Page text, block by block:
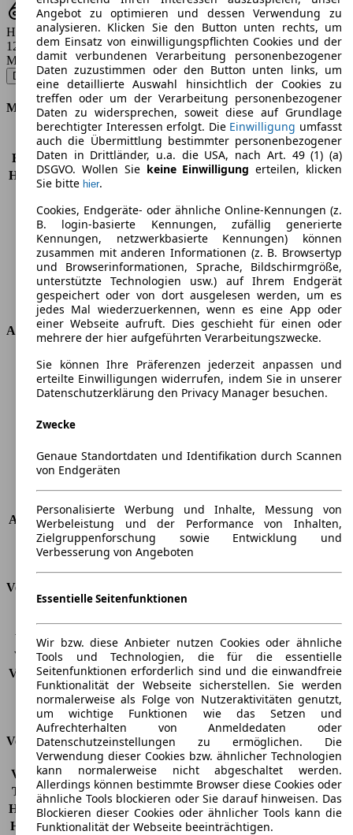
Hubraum
1248 ccm
Modellbezeichnung:
Doblo Cargo 263.112.0 - 66 KW (90 PS) (2010/02 - 2011/11) ▼
Motor & Leistung
KW (PS)
66 kW (90 PS)
Beschleunigung (0-100 km/h) 14,9s
Höchstgeschwindigkeit (km/h) 158 km/h
Drehmoment
200 nm
Hubraum
1248 ccm
Kraftstoff
Diesel
Zylinder
4
Getriebe
Schaltgetriebe
Antriebsart
Vorderradantrieb
Abmessungen
Länge
4390 mm
Höhe
1845 mm
Breite
1832 mm
Maximalgewicht
Max. Zuladung
Türen
Dachlast
Anhängelast (ungebremst)
500 kg
Anhängelast (gebremst)
1000 kg
Kofferraumvolumen
-
Verbrauch
CO2 Emissionen*
136 g/km (komb.)
Verbrauch (Stadt)
6,4 l/100km
Verbrauch (Land)
4,5 l/100km
Verbrauch (komb.)* 5,2 l/100km
Schadstoffklasse
EU4
Tankinhalt
60 l
Versicherungsklassen
Vollkasko
Teilkasko -
Haftpflicht -
HSN/TSN 4136/AUM
Angebot zu optimieren und dessen Verwendung zu
analysieren. Klicken Sie den Button unten rechts, um
dem Einsatz von einwilligungspflichten Cookies und der
damit verbundenen Verarbeitung personenbezogener
Daten zuzustimmen oder den Button unten links, um
eine detaillierte Auswahl hinsichtlich der Cookies zu
treffen oder um der Verarbeitung personenbezogener
Daten zu widersprechen, soweit diese auf Grundlage
berechtigter Interessen erfolgt. Die Einwilligung umfasst
auch die Übermittlung bestimmter personenbezogener
Daten in Drittländer, u.a. die USA, nach Art. 49 (1) (a)
DSGVO. Wollen Sie keine Einwilligung erteilen, klicken
Sie bitte hier.
Cookies, Endgeräte- oder ähnliche Online-Kennungen (z.
B. login-basierte Kennungen, zufällig generierte
Kennungen, netzwerkbasierte Kennungen) können
zusammen mit anderen Informationen (z. B. Browsertyp
und Browserinformationen, Sprache, Bildschirmgröße,
unterstützte Technologien usw.) auf Ihrem Endgerät
gespeichert oder von dort ausgelesen werden, um es
jedes Mal wiederzuerkennen, wenn es eine App oder
einer Webseite aufruft. Dies geschieht für einen oder
mehrere der hier aufgeführten Verarbeitungszwecke.
Sie können Ihre Präferenzen jederzeit anpassen und
erteilte Einwilligungen widerrufen, indem Sie in unserer
Datenschutzerklärung den Privacy Manager besuchen.
Zwecke
Genaue Standortdaten und Identifikation durch Scannen
von Endgeräten
Personalisierte Werbung und Inhalte, Messung von
Werbeleistung und der Performance von Inhalten,
Zielgruppenforschung sowie Entwicklung und
Verbesserung von Angeboten
Essentielle Seitenfunktionen
Wir bzw. diese Anbieter nutzen Cookies oder ähnliche
Tools und Technologien, die für die essentielle
Seitenfunktionen erforderlich sind und die einwandfreie
Funktionalität der Webseite sicherstellen. Sie werden
normalerweise als Folge von Nutzeraktivitäten genutzt,
um wichtige Funktionen wie das Setzen und
Aufrechterhalten von Anmeldedaten oder
Datenschutzeinstellungen zu ermöglichen. Die
Verwendung dieser Cookies bzw. ähnlicher Technologien
kann normalerweise nicht abgeschaltet werden.
Allerdings können bestimmte Browser diese Cookies oder
ähnliche Tools blockieren oder Sie darauf hinweisen. Das
Blockieren dieser Cookies oder ähnlicher Tools kann die
Funktionalität der Webseite beeinträchtigen.